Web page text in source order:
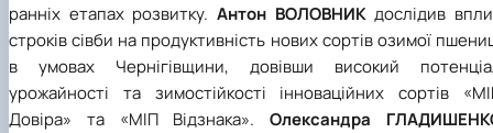
ранніх етапах розвитку. Антон ВОЛОВНИКдослідив
строків сівби на продуктивність нових сортів озимої
в умовах Чернігівщини, довівши високий
урожайності та зимостійкості інноваційних сортів
Довіра» та «МІП Відзнака».Олександра